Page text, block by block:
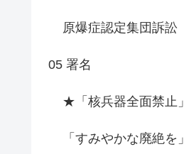
原爆症認定集団訴訟
05 署名
★「核兵器全面禁止」
「すみやかな廃絶を」